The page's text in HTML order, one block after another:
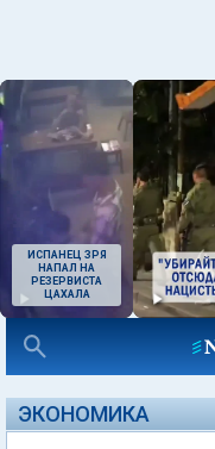
ИСПАНЕЦ ЗРЯ
НАПАЛ НА
РЕЗЕРВИСТА
ЦАХАЛА
ЭКОНОМИКА